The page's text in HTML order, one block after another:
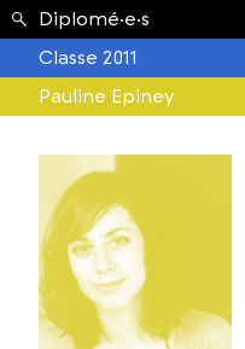
Étudiant.e.s ›
Diplomé·e·s
Classe 2011
Pauline Epiney